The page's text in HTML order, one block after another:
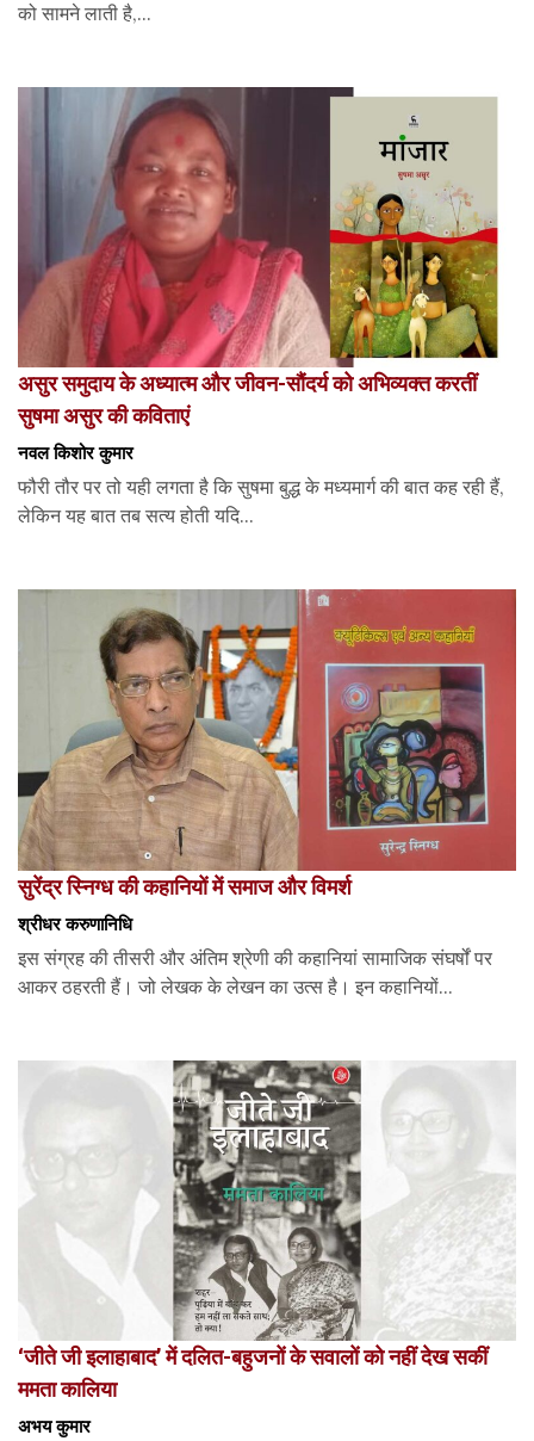
को सामने लाती है,...
असुर समुदाय के अध्यात्म और जीवन-सौंदर्य को अभिव्यक्त करतीं
सुषमा असुर की कविताएं
नवल किशोर कुमार
फौरी तौर पर तो यही लगता है कि सुषमा बुद्ध के मध्यमार्ग की बात कह रही हैं,
लेकिन यह बात तब सत्य होती यदि...
सुरेंद्र स्निग्ध की कहानियों में समाज और विमर्श
श्रीधर करुणानिधि
इस संग्रह की तीसरी और अंतिम श्रेणी की कहानियां सामाजिक संघर्षों पर
आकर ठहरती हैं। जो लेखक के लेखन का उत्स है। इन कहानियों...
‘जीते जी इलाहाबाद’ में दलित-बहुजनों के सवालों को नहीं देख सकीं
ममता कालिया
अभय कुमार